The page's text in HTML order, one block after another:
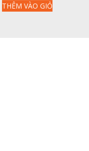
là:
THÊM VÀO GIỎ